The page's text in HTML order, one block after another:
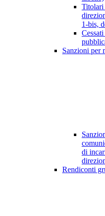
Titolari
1-bis,
Sanzioni per
di
Rendiconti